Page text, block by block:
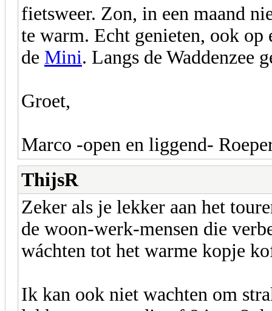
fietsweer. Zon, in een maand
te warm. Echt genieten, ook op
de Mini. Langs de Waddenzee
Groet,
Marco -open en liggend-
ThijsR
Zeker als je lekker aan het
de woon-werk-mensen die
wáchten tot het warme kopje
Ik kan ook niet wachten om